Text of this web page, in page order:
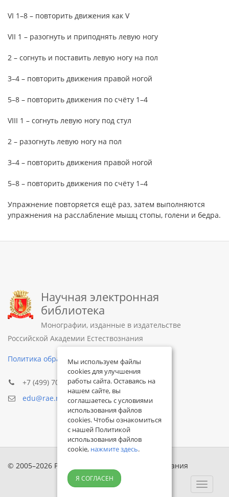
VI 1–8 – повторить движения как V
VII 1 – разогнуть и приподнять левую ногу
2 – согнуть и поставить левую ногу на пол
3–4 – повторить движения правой ногой
5–8 – повторить движения по счёту 1–4
VIII 1 – согнуть левую ногу под стул
2 – разогнуть левую ногу на пол
3–4 – повторить движения правой ногой
5–8 – повторить движения по счёту 1–4
Упражнение повторяется ещё раз, затем выполняются
упражнения на расслабление мышц стопы, голени и бедра.
Научная электронная
библиотека
Монографии, изданные в издательстве
Российской Академии Естествознания
Политика обработки персональных данных
+7 (499) 705-72-30
edu@rae.ru
© 2005–2026 Российская академия естествознания
Toggle
Мы используем файлы
cookies для улучшения
работы сайта. Оставаясь на
нашем сайте, вы
соглашаетесь с условиями
использования файлов
cookies. Чтобы ознакомиться
с нашей Политикой
использования файлов
cookie, нажмите здесь.
Я СОГЛАСЕН